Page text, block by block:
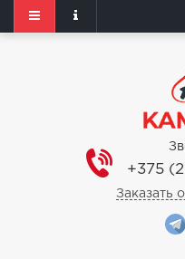
+375
Заказать